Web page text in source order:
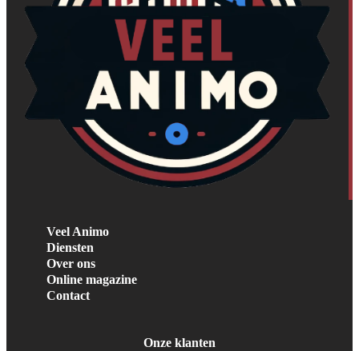
Veel Animo
Diensten
Over ons
Online magazine
Contact
Onze klanten